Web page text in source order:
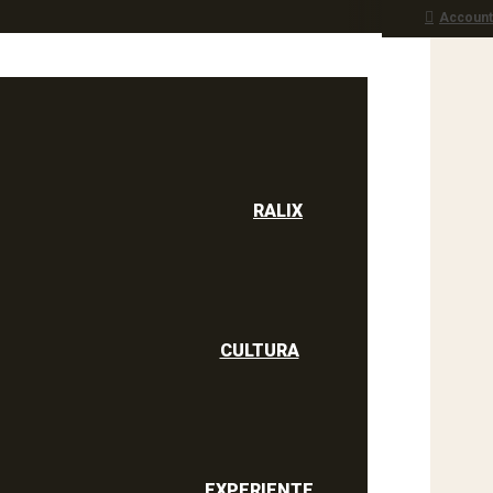
Account
RALIX
CULTURA